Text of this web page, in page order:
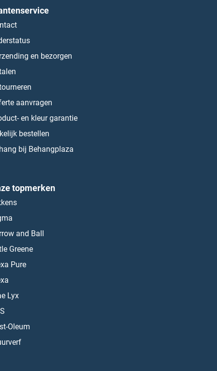
en bezorgen
aanvragen
en kleur garantie
bestellen
bij Behangplaza
topmerken
and Ball
Greene
Pure
Lyx
Oleum